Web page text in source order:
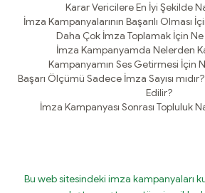
Karar Vericilere En İyi Şekilde
İmza Kampanyalarının Başarılı Olması
Daha Çok İmza Toplamak İçin Ne
İmza Kampanyamda Nelerden
Kampanyamın Ses Getirmesi İçin
Başarı Ölçümü Sadece İmza Sayısı
Edilir?
İmza Kampanyası Sonrası Topluluk
Bu web sitesindeki imza kampanyaları